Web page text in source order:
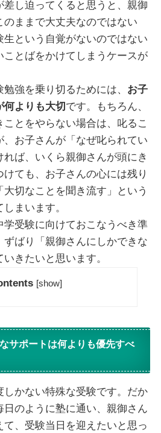
差し迫ってくると思うと、親御
のままで大丈夫なのではない
生という自覚がないのではない
ことばをかけてしまうケースが
強を乗り切るためには、 お子
何よりも大切 です。もちろん、
とをやらない場合は、叱るこ
、お子さんが「なぜ叱られてい
ば、いくら親御さんが頭にき
ても、お子さんの心には残り
大切なことを聞き流す」という
まいます。
受験に向けておこなうべき準
ばり「親御さんにしかできな
きたいと思います。
[show]
サポートは何よりも優先すべ
しかない特殊な受験です。だか
日のように塾に通い、親御さん
て、受験当日を迎えたいと思っ